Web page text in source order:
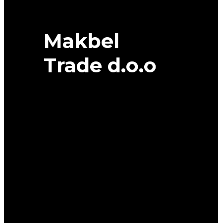
Makbel
Trade d.o.o